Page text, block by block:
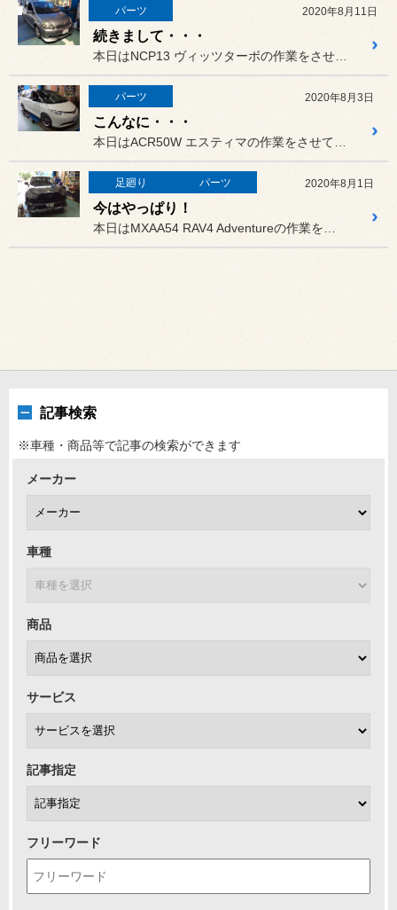
パーツ 2020年8月11日
続きまして・・・
パーツ 2020年8月3日
こんなに・・・
足廻り パーツ 2020年8月1日
今はやっぱり！
記事検索
※車種・商品等で記事の検索ができます
メーカー
車種
商品
サービス
記事指定
フリーワード